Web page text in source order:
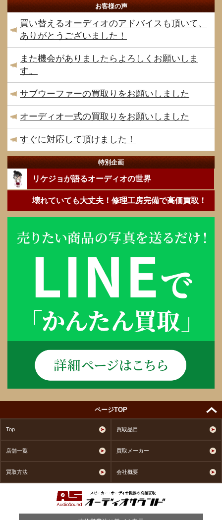
お客様の声
買い替えるオーディオのアドバイスも頂いて、
ありがとうございました！
また機会がありましたらよろしくお願いしま
す。
サブウーファーの買取りをお願いしました
オーディオ一式の買取りをお願いしました
すぐに対応して頂けました！
特別企画
リケジョが語るオーディオの世界
壊れていても大丈夫！修理工房完備で高価買取！
ページTOP
Top 買取品目
店舗一覧 買取メーカー
買取方法 会社概要